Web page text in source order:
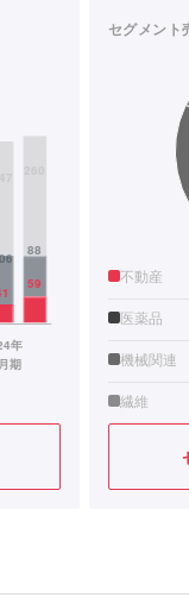
セグメント
不動産
医薬品
機械関連
繊維